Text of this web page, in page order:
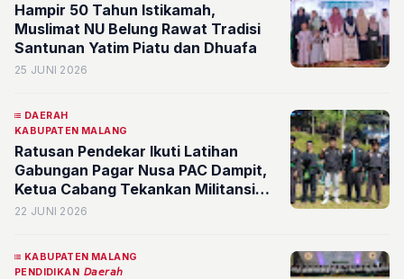
Hampir 50 Tahun Istikamah,
Muslimat NU Belung Rawat Tradisi
Santunan Yatim Piatu dan Dhuafa
25 JUNI 2026
DAERAH
KABUPATEN MALANG
Ratusan Pendekar Ikuti Latihan
Gabungan Pagar Nusa PAC Dampit,
Ketua Cabang Tekankan Militansi
Berkhidmah
22 JUNI 2026
KABUPATEN MALANG
PENDIDIKAN 𝘋𝘢𝘦𝘳𝘢𝘩